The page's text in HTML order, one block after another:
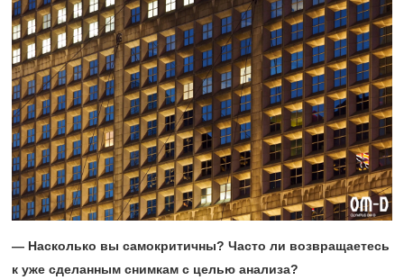
— Насколько вы самокритичны? Часто ли возвращаетесь
к уже сделанным снимкам с целью анализа?